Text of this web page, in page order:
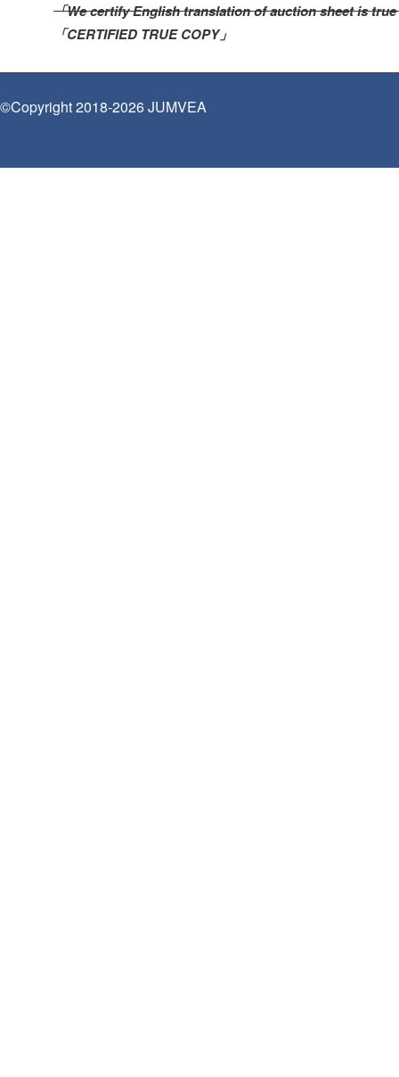
「We certify English translation of auction sheet is
「CERTIFIED TRUE COPY」
©Copyright 2018-2026 JUMVEA